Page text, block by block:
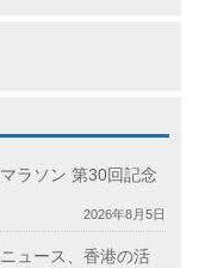
ラソン 第30回記念
2026年8月5日
ュース、香港の活